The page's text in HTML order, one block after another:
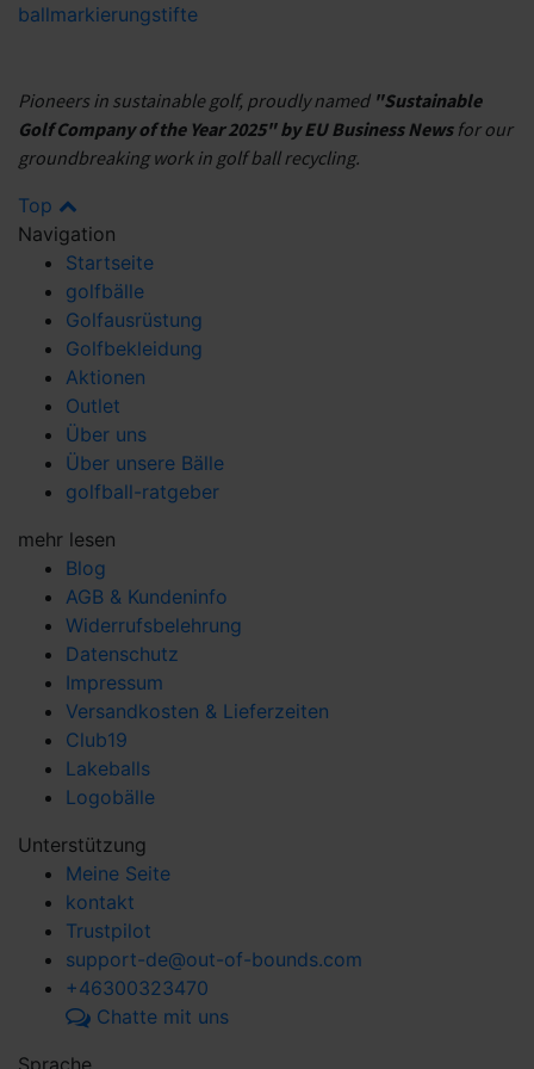
ballmarkierungstifte
Pioneers in sustainable golf, proudly named "Sustainable
Golf Company of the Year 2025" by EU Business Newsfor our
groundbreaking work in golf ball recycling.
Top
Navigation
Startseite
golfbälle
Golfausrüstung
Golfbekleidung
Aktionen
Outlet
Über uns
Über unsere Bälle
golfball-ratgeber
mehr lesen
Blog
AGB & Kundeninfo
Widerrufsbelehrung
Datenschutz
Impressum
Versandkosten & Lieferzeiten
Club19
Lakeballs
Logobälle
Unterstützung
Meine Seite
kontakt
Trustpilot
support-de@out-of-bounds.com
+46300323470
Chatte mit uns
Sprache